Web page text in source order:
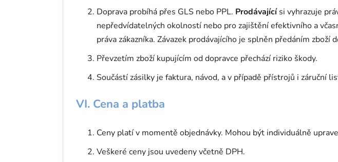
Doprava probíhá přes GLS nebo PPL. Prodávajícísi vyhrazuje
nepředvídatelných okolností nebo pro zajištění efektivního a
práva zákazníka. Závazek prodávajícího je splněn předáním zboží
Převzetím zboží kupujícím od dopravce přechází riziko škody.
Součástí zásilky je faktura, návod, a v případě přístrojů i záruční
VI. Cena a platba
Ceny platí v momentě objednávky. Mohou být individuálně
Veškeré ceny jsou uvedeny včetně DPH.